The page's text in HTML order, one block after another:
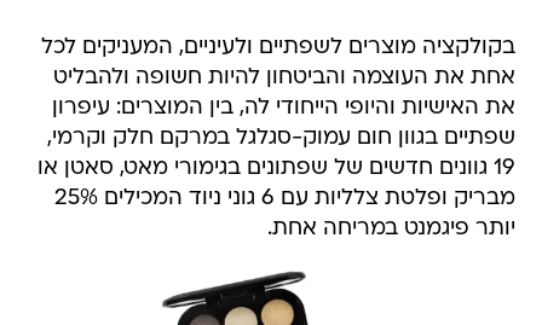
בקולקציה מוצרים לשפתיים ולעיניים, המעניקים לכל
אחת את העוצמה והביטחון להיות חשופה ולהבליט
את האישיות והיופי הייחודי לה, בין המוצרים: עיפרון
שפתיים בגוון חום עמוק-סגלגל במרקם חלק וקרמי,
19 גוונים חדשים של שפתונים בגימורי מאט, סאטן או
מבריק ופלטת צלליות עם 6 גוני ניוד המכילים 25%
יותר פיגמנט במריחה אחת.